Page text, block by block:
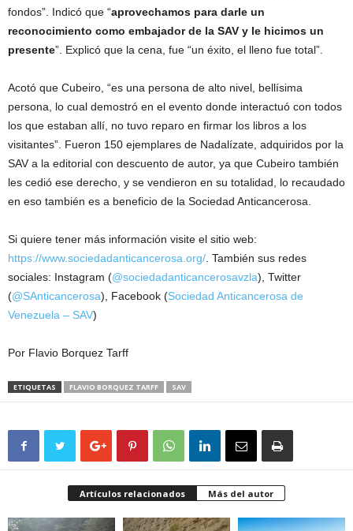
fondos”. Indicó que “aprovechamos para darle un
reconocimiento como embajador de la SAV y le hicimos un
presente”. Explicó que la cena, fue “un éxito, el lleno fue total”.
Acotó que Cubeiro, “es una persona de alto nivel, bellísima
persona, lo cual demostró en el evento donde interactuó con todos
los que estaban allí, no tuvo reparo en firmar los libros a los
visitantes”. Fueron 150 ejemplares de Nadalízate, adquiridos por la
SAV a la editorial con descuento de autor, ya que Cubeiro también
les cedió ese derecho, y se vendieron en su totalidad, lo recaudado
en eso también es a beneficio de la Sociedad Anticancerosa.
Si quiere tener más información visite el sitio web:
https://www.sociedadanticancerosa.org/ . También sus redes
sociales: Instagram (@sociedadanticancerosavzla), Twitter
(@SAnticancerosa), Facebook (Sociedad Anticancerosa de
Venezuela – SAV)
Por Flavio Borquez Tarff
ETIQUETAS FLAVIO BORQUEZ TARFF SAV
Artículos relacionados Más del autor